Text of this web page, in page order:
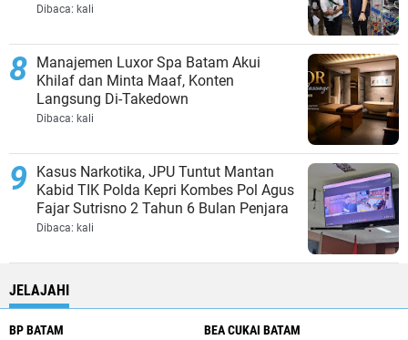
Dibaca: kali
Manajemen Luxor Spa Batam Akui
Khilaf dan Minta Maaf, Konten
Langsung Di-Takedown
Dibaca: kali
Kasus Narkotika, JPU Tuntut Mantan
Kabid TIK Polda Kepri Kombes Pol Agus
Fajar Sutrisno 2 Tahun 6 Bulan Penjara
Dibaca: kali
JELAJAHI
BP BATAM BEA CUKAI BATAM